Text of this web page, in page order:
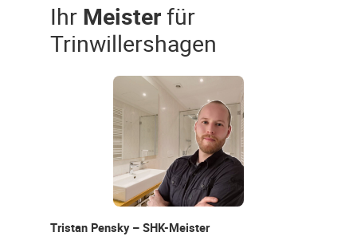
Ihr Meisterfür
Trinwillershagen
Tristan Pensky – SHK-Meister